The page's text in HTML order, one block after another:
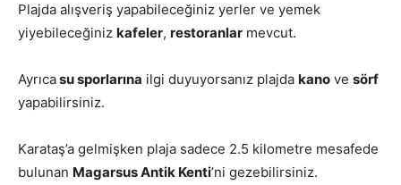
Plajda alışveriş yapabileceğiniz yerler ve yemek
yiyebileceğiniz kafeler, restoranlar mevcut.
Ayrıcasu sporlarına ilgi duyuyorsanız plajda kano ve sörf
yapabilirsiniz.
Karataş’a gelmişken plaja sadece 2.5 kilometre mesafede
bulunan Magarsus Antik Kenti’ni gezebilirsiniz.